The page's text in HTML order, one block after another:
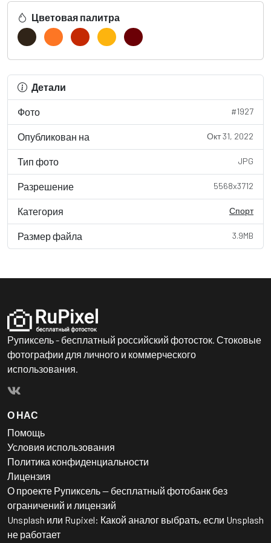
Цветовая палитра
Детали
Фото #1927
Опубликован на Окт 31, 2022
Тип фото JPG
Разрешение 5568x3712
Категория Спорт
Размер файла 3.9MB
Рупиксель - бесплатный российский фотосток. Стоковые
фотографии для личного и коммерческого
использования.
О НАС
Помощь
Условия использования
Политика конфиденциальности
Лицензия
О проекте Рупиксель — бесплатный фотобанк без
ограничений и лицензий
Unsplash или Rupixel: Какой аналог выбрать, если Unsplash
не работает